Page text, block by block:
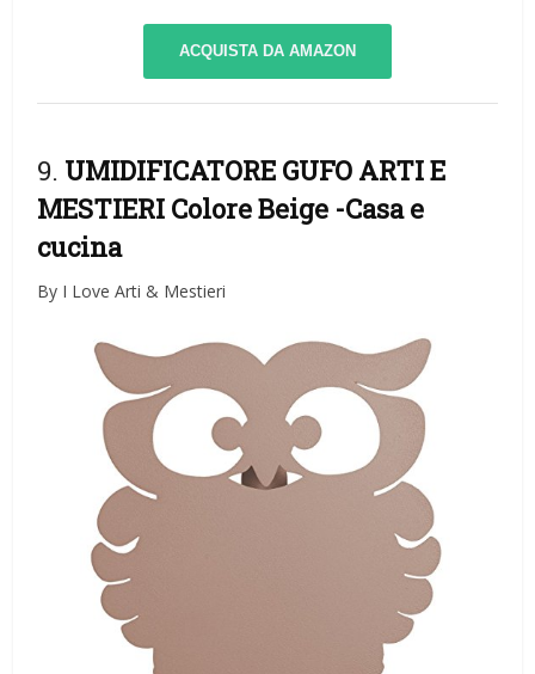
ACQUISTA DA AMAZON
9. UMIDIFICATORE GUFO ARTI E
MESTIERI Colore Beige -Casa e
cucina
By I Love Arti & Mestieri